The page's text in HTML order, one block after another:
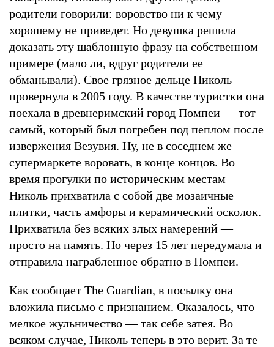
родители говорили: воровство ни к чему
хорошему не приведет. Но девушка решила
доказать эту шаблонную фразу на собственном
примере (мало ли, вдруг родители ее
обманывали). Свое грязное дельце Николь
провернула в 2005 году. В качестве туристки она
поехала в древнеримский город Помпеи — тот
самый, который был погребен под пеплом после
извержения Везувия. Ну, не в соседнем же
супермаркете воровать, в конце концов. Во
время прогулки по историческим местам
Николь прихватила с собой две мозаичные
плитки, часть амфоры и керамический осколок.
Прихватила без всяких злых намерений —
просто на память. Но через 15 лет передумала и
отправила награбленное обратно в Помпеи.
Как сообщает The Guardian, в посылку она
вложила письмо с признанием. Оказалось, что
мелкое жульничество — так себе затея. Во
всяком случае, Николь теперь в это верит. За те